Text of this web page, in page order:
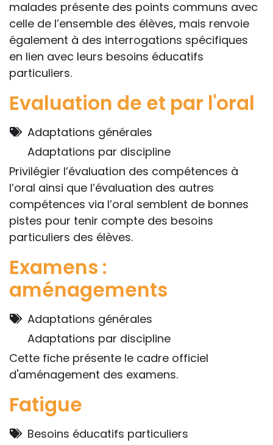
malades présente des points communs avec
celle de l’ensemble des élèves, mais renvoie
également à des interrogations spécifiques
en lien avec leurs besoins éducatifs
particuliers.
Evaluation de et par l'oral
Adaptations générales
Adaptations par discipline
Privilégier l’évaluation des compétences à
l’oral ainsi que l’évaluation des autres
compétences via l’oral semblent de bonnes
pistes pour tenir compte des besoins
particuliers des élèves.
Examens :
aménagements
Adaptations générales
Adaptations par discipline
Cette fiche présente le cadre officiel
d'aménagement des examens.
Fatigue
Besoins éducatifs particuliers